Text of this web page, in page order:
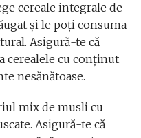
cereale integrale de
și le poți consuma
Asigură-te că
cerealele cu conținut
nesănătoase.
mix de musli cu
Asigură-te că